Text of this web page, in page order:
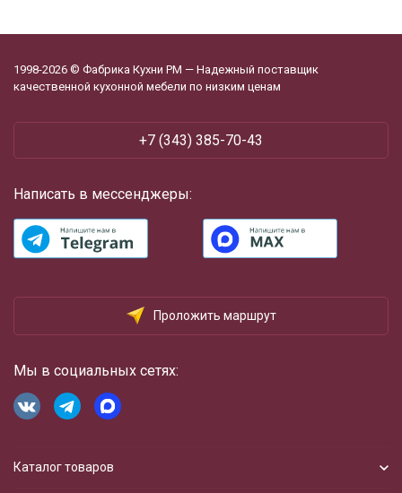
1998-2026 © Фабрика Кухни РМ — Надежный поставщик
качественной кухонной мебели по низким ценам
+7 (343) 385-70-43
Написать в мессенджеры:
Проложить маршрут
Мы в социальных сетях:
Каталог товаров